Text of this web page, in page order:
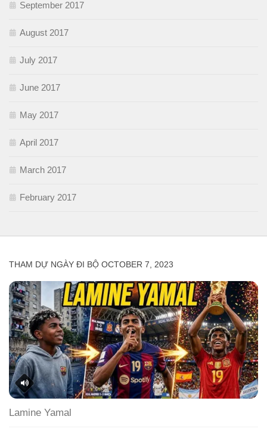
September 2017
August 2017
July 2017
June 2017
May 2017
April 2017
March 2017
February 2017
THAM DỰ NGÀY ĐI BỘ OCTOBER 7, 2023
Lamine Yamal